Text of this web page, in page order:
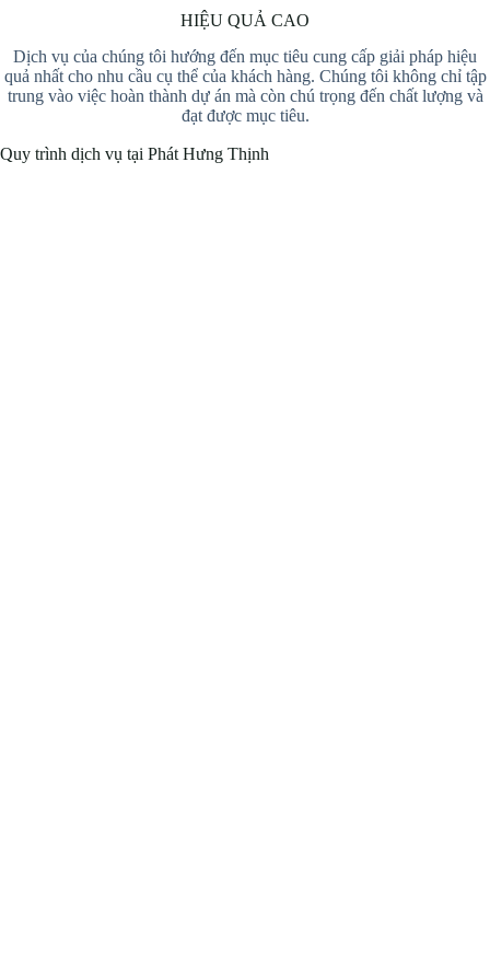
HIỆU QUẢ CAO
Dịch vụ của chúng tôi hướng đến mục tiêu cung cấp giải pháp hiệu
quả nhất cho nhu cầu cụ thể của khách hàng. Chúng tôi không chỉ tập
trung vào việc hoàn thành dự án mà còn chú trọng đến chất lượng và
đạt được mục tiêu.
Quy trình dịch vụ tại Phát Hưng Thịnh